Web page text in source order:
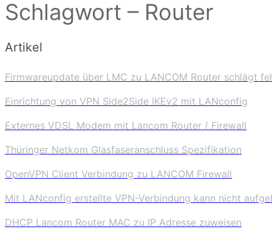
Schlagwort – Router
Artikel
Firmwareupdate über LMC zu LANCOM Router schlägt
Einrichtung von VPN Side2Side IKEv2 mit LANconfig
Externes VDSL Modem mit Lancom Router / Firewall
Thüringer Netkom Glasfaseranschluss Spezifikation
OpenVPN Client Verbindung zu LANCOM Firewall
Mit LANconfig erstellte VPN-Verbindung kann nicht
DHCP Lancom Router MAC zu IP Adresse zuweisen